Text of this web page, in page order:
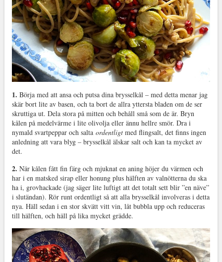
1. Börja med att ansa och putsa dina brysselkål – med detta menar jag
skär bort lite av basen, och ta bort de allra yttersta bladen om de ser
skruttiga ut. Dela stora på mitten och behåll små som de är. Bryn
kålen på medelvärme i lite olivolja eller ännu hellre smör. Dra i
nymald svartpeppar och salta ordentligtmed flingsalt, det finns ingen
anledning att vara blyg – brysselkål älskar salt och kan ta mycket av
det.
2. När kålen fått fin färg och mjuknat en aning höjer du värmen och
har i en matsked sirap eller honung plus hälften av valnötterna du ska
ha i, grovhackade (jag säger lite luftigt att det totalt sett blir ”en näve”
i slutändan). Rör runt ordentligt så att alla brysselkål involveras i detta
nya. Häll sedan i en stor skvätt vitt vin, låt bubbla upp och reduceras
till hälften, och häll på lika mycket grädde.